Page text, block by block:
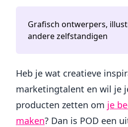
Grafisch ontwerpers,
andere zelfstandigen
Heb je wat creatieve
marketingtalent en wil je
producten zetten om je
maken? Dan is POD een